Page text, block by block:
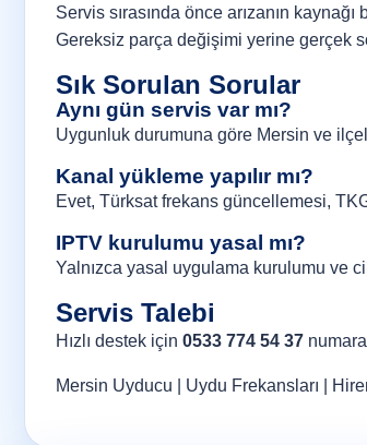
Servis sırasında önce arızanın
Gereksiz parça değişimi yerine gerçek
Sık Sorulan Sorular
Aynı gün servis var mı?
Uygunluk durumuna göre Mersin ve
Kanal yükleme yapılır mı?
Evet, Türksat frekans güncellemesi,
IPTV kurulumu yasal mı?
Yalnızca yasal uygulama kurulumu ve
Servis Talebi
Hızlı destek için 0533 774 54 37
Mersin Uyducu Uydu Frekansları